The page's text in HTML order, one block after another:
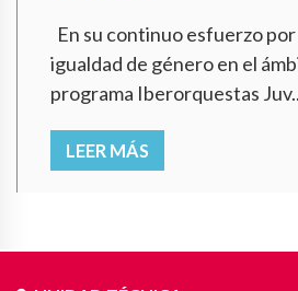
En su continuo esfuerzo
igualdad de género en el
programa Iberorquestas
LEER MÁS